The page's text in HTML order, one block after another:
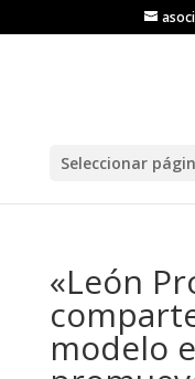
Seleccionar
«León
modelo